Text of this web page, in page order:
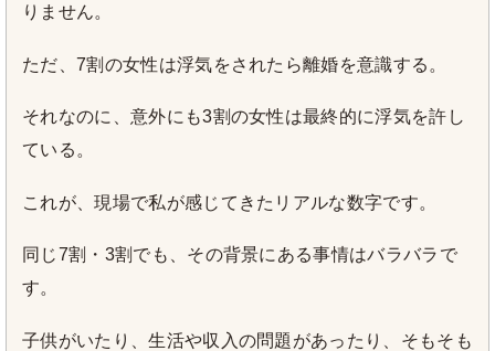
りません。
ただ、7割の女性は浮気をされたら離婚を意識する。
それなのに、意外にも3割の女性は最終的に浮気を許し
ている。
これが、現場で私が感じてきたリアルな数字です。
同じ7割・3割でも、その背景にある事情はバラバラで
す。
子供がいたり、生活や収入の問題があったり、そもそも